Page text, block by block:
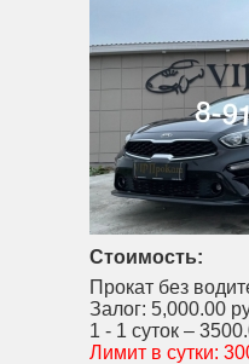
Стоимость:
Прокат без
Залог: 5,000.00
1 - 1 суток –
Лимит в сутки: